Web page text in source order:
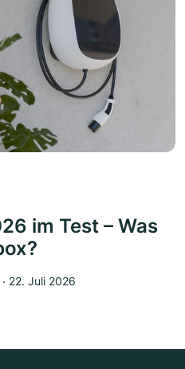
im Test – Was
‧ 22. Juli 2026